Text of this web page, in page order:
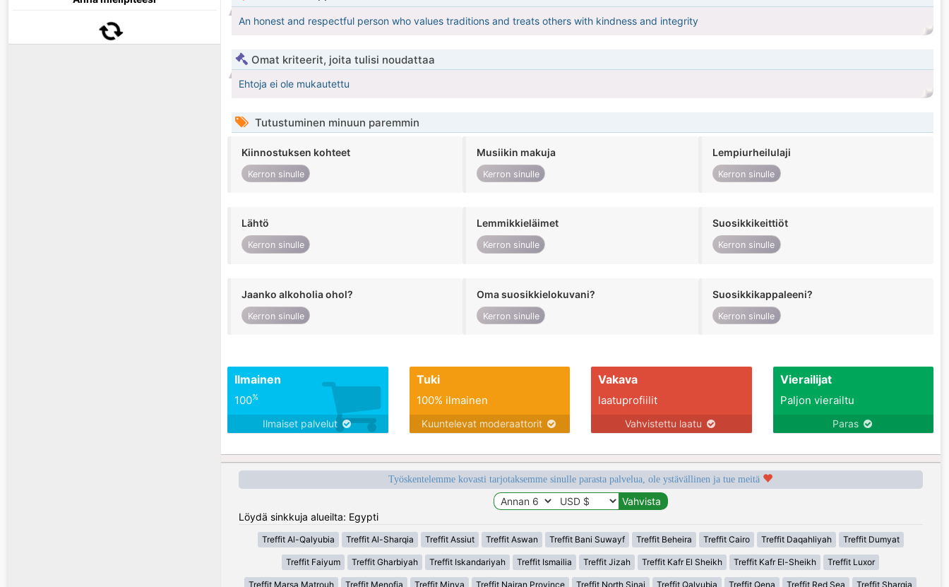
An honest and respectful person who values traditions and treats others with kindness and integrity
Omat kriteerit, joita tulisi noudattaa
Ehtoja ei ole mukautettu
Tutustuminen minuun paremmin
Kiinnostuksen kohteet
Kerron sinulle
Musiikin makuja
Kerron sinulle
Lempiurheilulaji
Kerron sinulle
Lähtö
Kerron sinulle
Lemmikkieläimet
Kerron sinulle
Suosikkikeittiöt
Kerron sinulle
Jaanko alkoholia ohol?
Kerron sinulle
Oma suosikkielokuvani?
Kerron sinulle
Suosikkikappaleeni?
Kerron sinulle
Ilmainen
100%
Ilmaiset palvelut
Tuki
100% ilmainen
Kuuntelevat moderaattorit
Vakava
laatuprofiilit
Vahvistettu laatu
Vierailijat
Paljon vierailtu
Paras
Työskentelemme kovasti tarjotaksemme sinulle parasta palvelua, ole ystävällinen ja tue meitä
Löydä sinkkuja alueilta: Egypti
Treffit Al-Qalyubia Treffit Al-Sharqia Treffit Assiut Treffit Aswan Treffit Bani Suwayf Treffit Beheira Treffit Cairo Treffit Daqahliyah Treffit Dumyat
Treffit Faiyum Treffit Gharbiyah Treffit Iskandariyah Treffit Ismailia Treffit Jizah Treffit Kafr El Sheikh Treffit Kafr El-Sheikh Treffit Luxor
Treffit Marsa Matrouh Treffit Menofia Treffit Minya Treffit Najran Province Treffit North Sinai Treffit Qalyubia Treffit Qena Treffit Red Sea Treffit Sharqia